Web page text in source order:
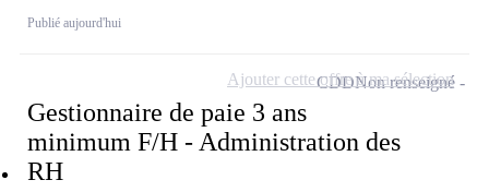
Publié aujourd'hui
Gestionnaire de paie 3 ans
minimum F/H - Administration des
RH
CDDNon renseigné
Ajouter cette offre à ma sélection